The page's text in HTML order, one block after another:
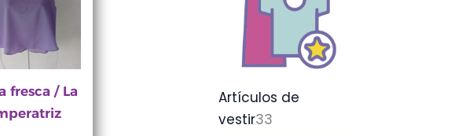
fresca / La
$15,00.
Artículos de
vestir33